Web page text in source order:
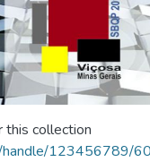
this collection
handle/123456789/